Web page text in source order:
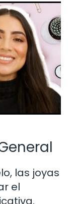
las joyas
el